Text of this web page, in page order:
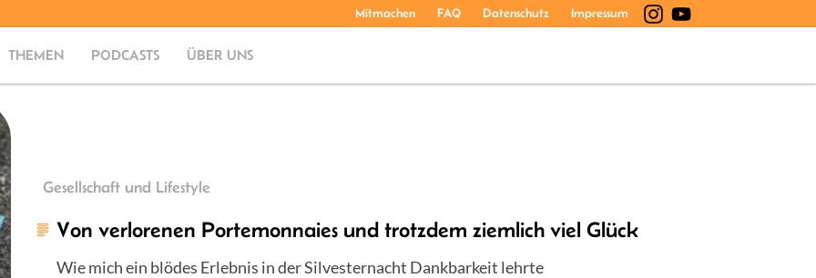
Mitmachen FAQ Datenschutz Impressum
THEMEN PODCASTS ÜBER UNS
Gesellschaft und Lifestyle
Von verlorenen Portemonnaies und trotzdem ziemlich viel Glück
Wie mich ein blödes Erlebnis in der Silvesternacht Dankbarkeit lehrte